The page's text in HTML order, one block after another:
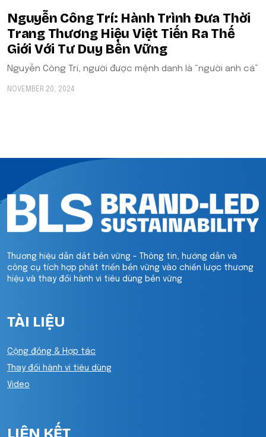
Nguyễn Công Trí: Hành Trình Đưa Thời
Trang Thương Hiệu Việt Tiến Ra Thế
Giới Với Tư Duy Bền Vững
Nguyễn Công Trí, người được mệnh danh là “người anh cả”
NOVEMBER 20, 2024
Thương hiệu dẫn dắt bền vững - Thông tin, hướng dẫn và
công cụ tích hợp phát triển bền vững vào chiến lược thương
hiệu và thay đổi hành vi tiêu dùng bền vững
TÀI LIỆU
Cộng đồng & Hợp tác
Thay đổi hành vi tiêu dùng
Video
LIÊN KẾT